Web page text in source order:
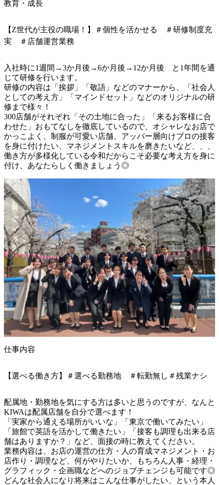
教育・成長
【Z世代が主役の職場！】＃個性を活かせる ＃研修制度充
実 ＃店舗運営業務
入社時に1週間→3か月後→6か月後→12か月後　と1年間を通
じて研修を行います。
研修の内容は「挨拶」「敬語」などのマナーから、「社会人
としての考え方」「マインドセット」などのオリジナルの研
修まで様々！
300店舗がそれぞれ「その土地に合った」「来るお客様に合
わせた」おもてなしを徹底しているので、オシャレなお店で
かっこよく、制服が可愛い店舗、アッパー層向けプロの接客
を身に付けたい、マネジメントスキルを磨きたいなど、、、
働き方が多様化している令和だからこそ必要な考え方を身に
付け、あなたらしく働きましょう◎
仕事内容
【選べる働き方】＃選べる勤務地 ＃転勤無し＃残業ナシ
配属地・勤務地を気にする方は多いと思うのですが、なんと
KIWAは配属店舗を自分で選べます！
「実家から通える場所がいいな」「東京で働いてみたい」
「旅館で英語を活かして働きたい」「接客も調理も出来る店
舗はありますか？」など、面接の時に教えてください。
業務内容は、お店の運営の仕方・人の育成マネジメント・お
店作り・調理など、何がやりたいか、もちろん人事・経理・
グラフィック・企画職などへのジョブチェンジも可能です◎
どんな社会人になり将来はこんな仕事がしたい、という本人